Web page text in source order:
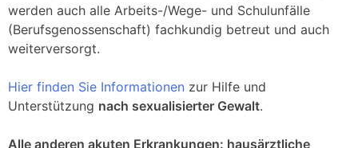
werden auch alle Arbeits-/Wege- und Schulunfälle
(Berufsgenossenschaft) fachkundig betreut und auch
weiterversorgt.
Hier finden Sie Informationen zur Hilfe und
Unterstützung nach sexualisierter Gewalt.
Alle anderen akuten Erkrankungen: hausärztliche